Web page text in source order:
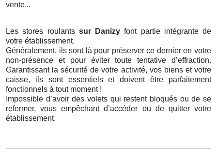
vente...
Les stores roulants sur Danizyfont partie intégrante de
votre établissement.
Généralement, ils sont là pour préserver ce dernier en votre
non-présence et pour éviter toute tentative d’effraction.
Garantissant la sécurité de votre activité, vos biens et votre
caisse, ils sont essentiels et doivent être parfaitement
fonctionnels à tout moment !
Impossible d’avoir des volets qui restent bloqués ou de se
refermer, vous empêchant d’accéder ou de quitter votre
établissement.